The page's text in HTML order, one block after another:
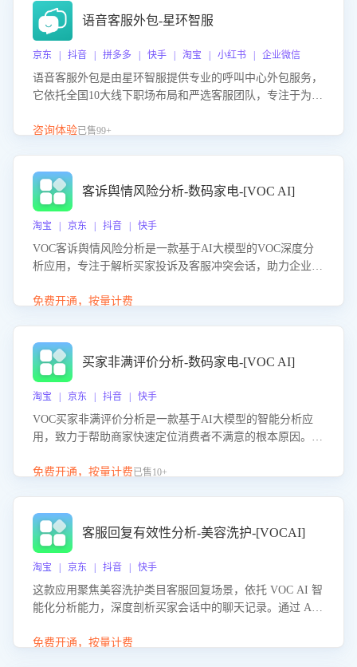
语音客服外包-星环智服
京东 | 抖音 | 拼多多 | 快手 | 淘宝 | 小红书 | 企业微信
语音客服外包是由星环智服提供专业的呼叫中心外包服务，
它依托全国10大线下职场布局和严选客服团队，专注于为企
客服团队和智能工具提升语音客服服务效率和质量，帮助企
咨询体验已售99+
客诉舆情风险分析-数码家电-[VOC AI]
淘宝 | 京东 | 抖音 | 快手
VOC客诉舆情风险分析是一款基于AI大模型的VOC深度分
析应用，专注于解析买家投诉及客服冲突会话，助力企业精
别客户情绪、归因争议根源，并客观评估客服应对合理性与
能力，阻断差评扩散，维护品牌声誉，实现客户满意度的持
续提升。
免费开通，按量计费
买家非满评价分析-数码家电-[VOC AI]
淘宝 | 京东 | 抖音 | 快手
VOC买家非满评价分析是一款基于AI大模型的智能分析应
用，致力于帮助商家快速定位消费者不满意的根本原因。该
客服原因或其它部门原因，明确责任归属，提供可落地的改
改，有效提升客户满意度和店铺整体服务质量。
免费开通，按量计费已售10+
客服回复有效性分析-美容洗护-[VOCAI]
淘宝 | 京东 | 抖音 | 快手
这款应用聚焦美容洗护类目客服回复场景，依托 VOC AI 智
能化分析能力，深度剖析买家会话中的聊天记录。通过 AI
答的有效性与完整性，输出针对性改进策略，助力商家快速
免费开通，按量计费